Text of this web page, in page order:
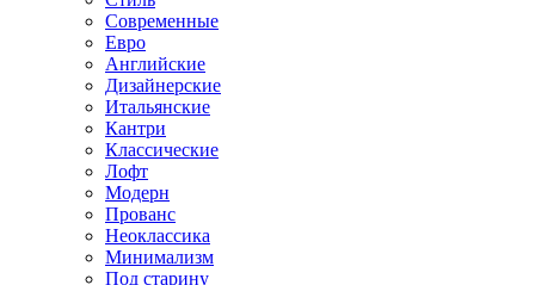
Современные
Евро
Английские
Дизайнерские
Итальянские
Кантри
Классические
Лофт
Модерн
Прованс
Неоклассика
Минимализм
Под старину